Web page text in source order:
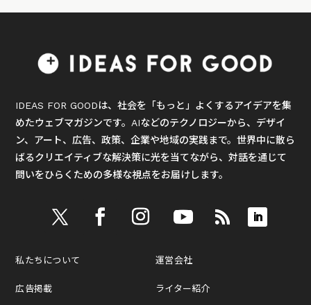
IDEAS FOR GOODは、社会を「もっと」よくするアイデアを集
めたウェブマガジンです。AIなどのテクノロジーから、デザイ
ン、アート、広告、政策、企業や地域の実践まで。世界中に散ら
ばるクリエイティブな解決策に光を当てながら、対話を通じて
問いをひらくための多様な視点をお届けします。
私たちについて
広告掲載
運営会社
ライター紹介